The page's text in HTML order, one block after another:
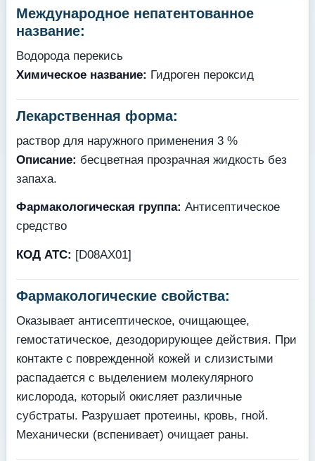
Международное непатентованное
название:
Водорода перекись
Химическое название: Гидроген пероксид
Лекарственная форма:
раствор для наружного применения 3 %
Описание: бесцветная прозрачная жидкость без
запаха.
Фармакологическая группа: Антисептическое
средство
КОД АТС: [D08АХ01]
Фармакологические свойства:
Оказывает антисептическое, очищающее,
гемостатическое, дезодорирующее действия. При
контакте с поврежденной кожей и слизистыми
распадается с выделением молекулярного
кислорода, который окисляет различные
субстраты. Разрушает протеины, кровь, гной.
Механически (вспенивает) очищает раны.